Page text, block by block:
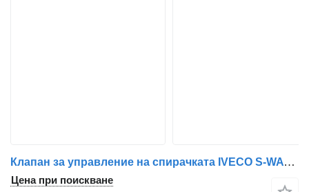
Клапан за управление на спирачката IVECO S-WAY 4462300272 за влекач IVECO
Цена при поискване